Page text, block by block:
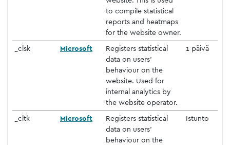
to compile statistical
reports and heatmaps
for the website owner.
_clsk Microsoft
Registers statistical
data on users'
behaviour on the
website. Used for
internal analytics by
the website operator.
1 päivä
_cltk Microsoft
Registers statistical
data on users'
behaviour on the
Istunto